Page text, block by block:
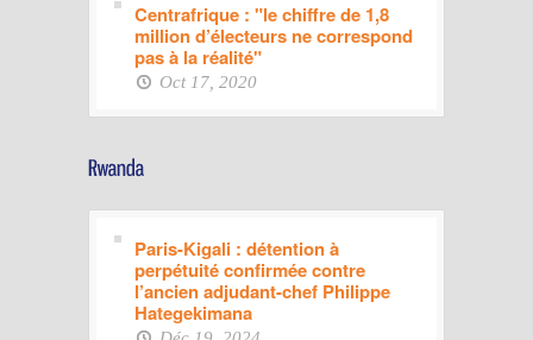
Centrafrique : "le chiffre de 1,8
million d’électeurs ne correspond
pas à la réalité"
Oct 17, 2020
Paris-Kigali : détention à
perpétuité confirmée contre
l’ancien adjudant-chef Philippe
Hategekimana